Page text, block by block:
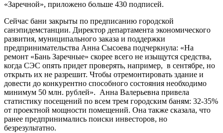
«Заречной», приложено больше 430 подписей.
Сейчас бани закрыты по предписанию городской
санэпидемстанции. Директор департамента экономического
развития, муниципального заказа и поддержки
предпринимательства Анна Сысоева подчеркнула: «На
ремонт «Бань Заречные» скорее всего не изыщутся средства,
когда СЭС опять придет проверять, например, в сентябре, но
открыть их не разрешит. Чтобы отремонтировать здание и
довести до конкурентно способного состояния необходимо
минимум 50 млн. рублей». Анна Валерьевна привела
статистику посещений по всем трем городским баням: 32-35%
от проектной мощности помещений. Она также сказала, что
ранее предпринимались поиски инвесторов, но
безрезультатно.